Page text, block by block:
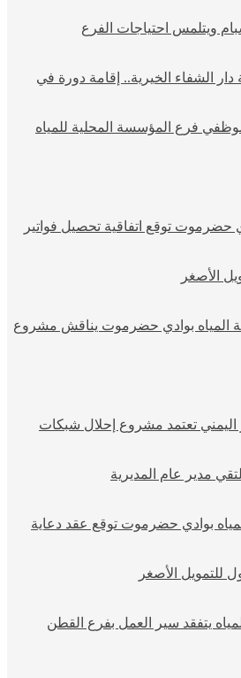
ويتلمس احتياجات الفرع
الشفاء الخيرية.. إقامة دورة في
فرع المؤسسة المحلية للمياه
حضرموت توقع اتفاقية تحصيل فواتير
الأصغر
المياه بوادي حضرموت يناقش مشروع
اليمني تعتمد مشروع إحلال شبكات
مدير عام المديرية
بوادي حضرموت توقع عقد دعاية
للتمويل الأصغر
يتفقد سير العمل بفرع القطن